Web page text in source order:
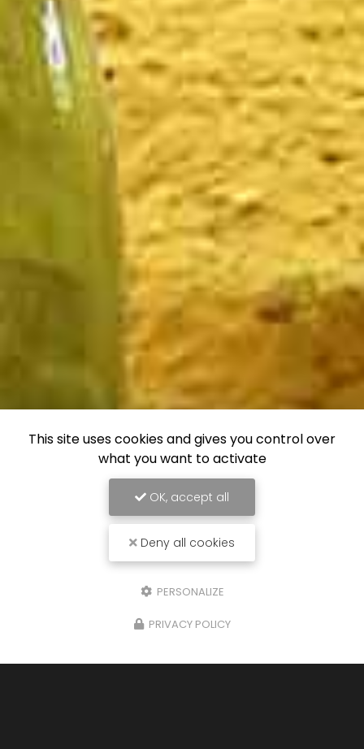
This site uses cookies and gives you control over
what you want to activate
OK, accept all
Deny all cookies
PERSONALIZE
PRIVACY POLICY